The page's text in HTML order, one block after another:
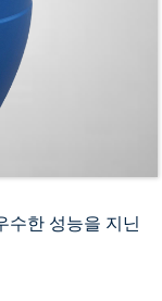
수한 성능을 지닌
합니다.